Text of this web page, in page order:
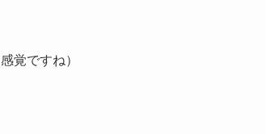
覚ですね）